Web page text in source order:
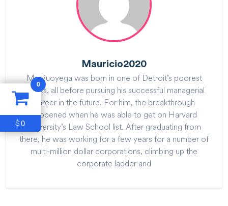
Mauricio2020
Mr. Buoyega was born in one of Detroit’s poorest
blocks, all before pursuing his successful managerial
career in the future. For him, the breakthrough
happened when he was able to get on Harvard
University’s Law School list. After graduating from
there, he was working for a few years for a number of
multi-million dollar corporations, climbing up the
corporate ladder and
0
$0